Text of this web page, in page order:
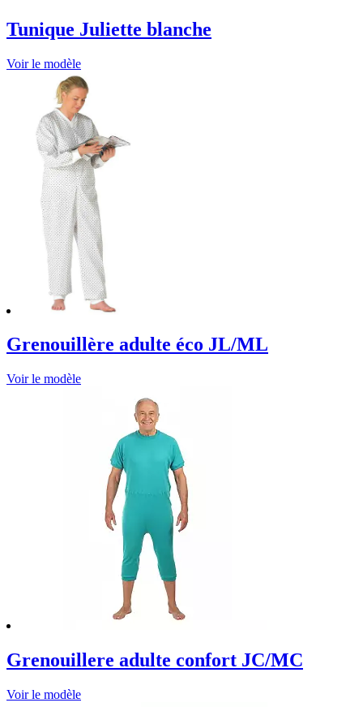
Tunique Juliette blanche
Voir le modèle
Grenouillère adulte éco JL/ML
Voir le modèle
Grenouillere adulte confort JC/MC
Voir le modèle